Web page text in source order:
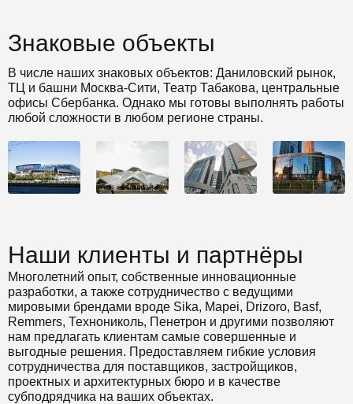
Знаковые объекты
В числе наших знаковых объектов: Даниловский рынок,
ТЦ и башни Москва-Сити, Театр Табакова, центральные
офисы Сбербанка. Однако мы готовы выполнять работы
любой сложности в любом регионе страны.
Наши клиенты и партнёры
Многолетний опыт, собственные инновационные
разработки, а также сотрудничество с ведущими
мировыми брендами вроде Sika, Mapei, Drizoro, Basf,
Remmers, Технониколь, Пенетрон и другими позволяют
нам предлагать клиентам самые совершенные и
выгодные решения. Предоставляем гибкие условия
сотрудничества для поставщиков, застройщиков,
проектных и архитектурных бюро и в качестве
субподрядчика на ваших объектах.